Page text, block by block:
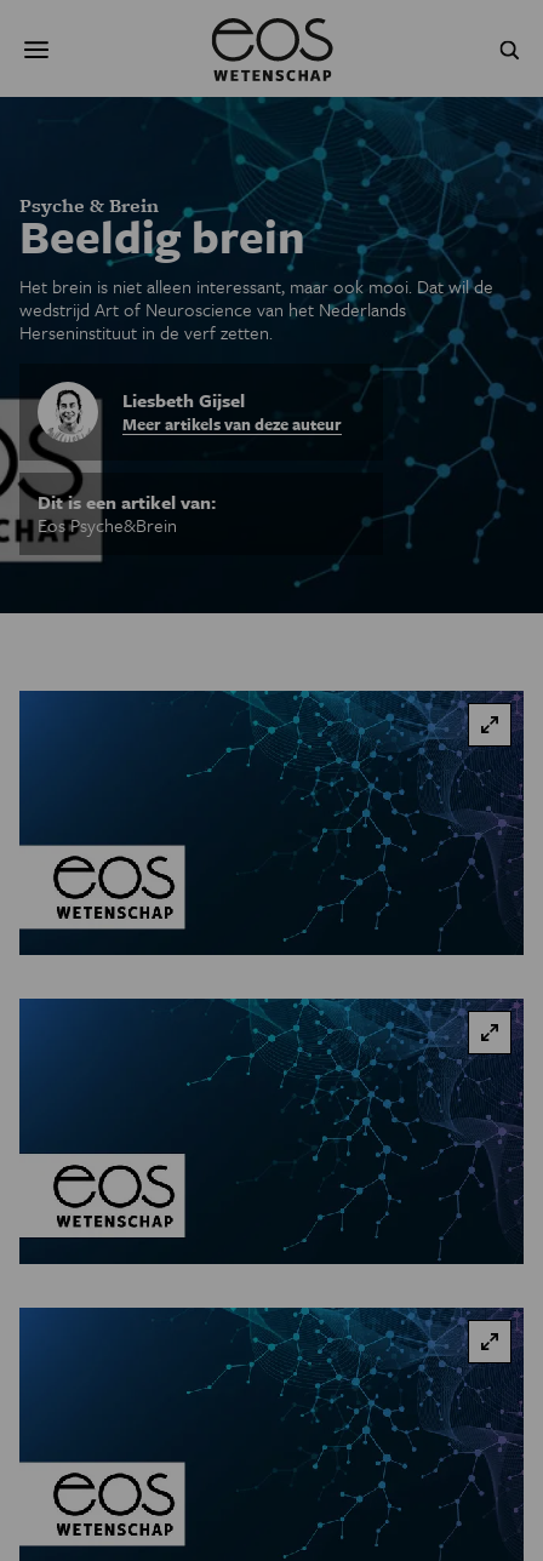
naar
inhoud
TECHNOLOGIE
RUIMTE
NATUURWETENSCHAPPEN GESCHIEDENIS
PSYCHE & BREIN BLOGS
AGENDA
JONGE UITDAGERS
Psyche & Brein
Beeldig brein
Het brein is niet alleen interessant, maar ook mooi. Dat wil de
wedstrijd Art of Neuroscience van het Nederlands
Herseninstituut in de verf zetten.
Liesbeth Gijsel
Meer artikels van deze auteur
Dit is een artikel van:
Eos Psyche&Brein